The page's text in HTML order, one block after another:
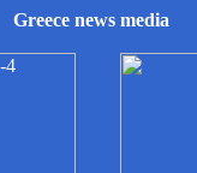
Greecenews media